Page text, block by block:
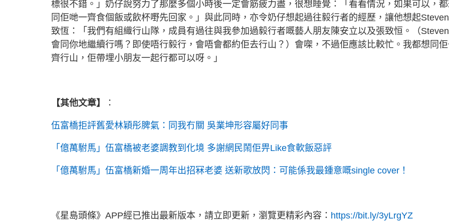
標很不錯。」奶仔說努力了那麼多個小時後一定會筋疲力盡，很想睡覺：「看看情況，如果可以，
同佢哋一齊食個飯或飲杯嘢先回家。」與此同時，亦令奶仔想起過往毅行者的經歷，讓他想起
致恆：「我們有組織行山隊，成員有過往與我參加過毅行者嘅藝人朋友陳安立以及張致恒。（
會同你地繼續行嗎？即使唔行毅行，會唔會都約佢去行山？）會㗎，不過佢應該比較忙。我都想同
齊行山，佢帶埋小朋友一起行都可以呀。」
【其他文章】 ：
伍富橋拒評舊愛林穎彤脾氣：同我冇關 吳業坤形容屬好同事
「億萬駙馬」伍富橋被老婆調教到化境 多謝網民鬧佢畀Like食軟飯惡評
「億萬駙馬」伍富橋新婚一周年出招冧老婆 送新歌放閃：可能係我最鍾意嘅single cover！
《星島頭條》APP經已推出最新版本，請立即更新，瀏覽更精彩內容： https://bit.ly/3yLrgYZ